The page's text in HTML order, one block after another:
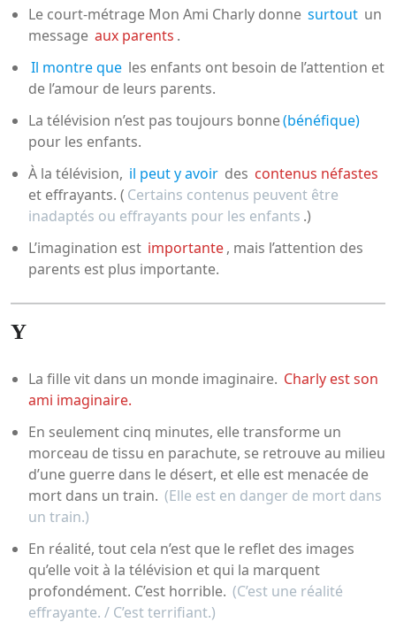
Le court-métrage Mon Ami Charly donne surtout un
message aux parents .
Il montre que les enfants ont besoin de l’attention et
de l’amour de leurs parents.
La télévision n’est pas toujours bonne(bénéfique)
pour les enfants.
À la télévision, il peut y avoir des contenus néfastes
et effrayants. ( Certains contenus peuvent être
inadaptés ou effrayants pour les enfants .)
L’imagination est importante, mais l’attention des
parents est plus importante.
Y
La fille vit dans un monde imaginaire. Charly est son
ami imaginaire.
En seulement cinq minutes, elle transforme un
morceau de tissu en parachute, se retrouve au milieu
d’une guerre dans le désert, et elle est menacée de
mort dans un train. (Elle est en danger de mort dans
un train.)
En réalité, tout cela n’est que le reflet des images
qu’elle voit à la télévision et qui la marquent
profondément. C’est horrible. (C’est une réalité
effrayante. / C’est terrifiant.)